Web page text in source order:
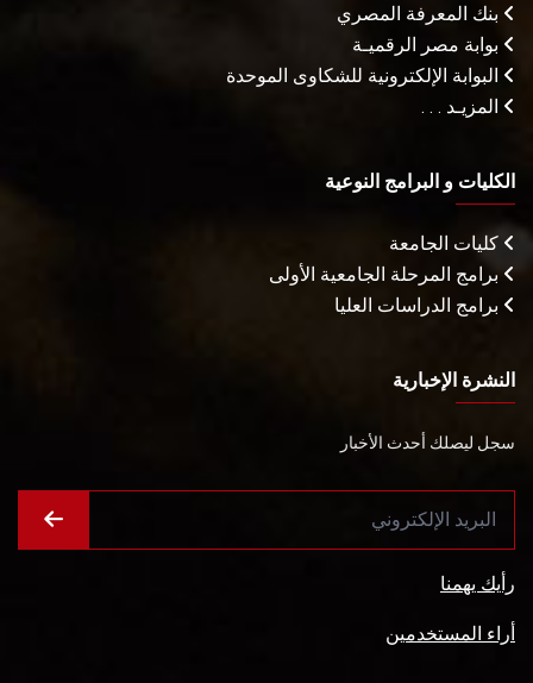
بنك المعرفة المصري
بوابة مصر الرقميـة
البوابة الإلكترونية للشكاوى الموحدة
المزيـد . . .
الكليات و البرامج النوعية
كليات الجامعة
برامج المرحلة الجامعية الأولى
برامج الدراسات العليا
النشرة الإخبارية
سجل ليصلك أحدث الأخبار
رأيك يهمنا
أراء المستخدمين